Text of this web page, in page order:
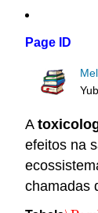
Page ID
A
efeitos na
chamadas